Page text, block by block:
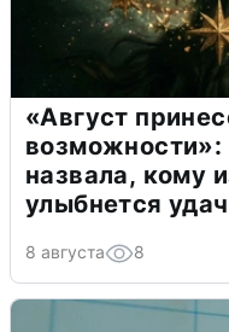
«Август
возможности»:
назвала, кому
улыбнется
8 августа 8